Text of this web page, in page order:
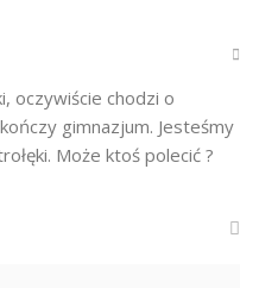
oczywiście chodzi o
gimnazjum. Jesteśmy
Może ktoś polecić ?